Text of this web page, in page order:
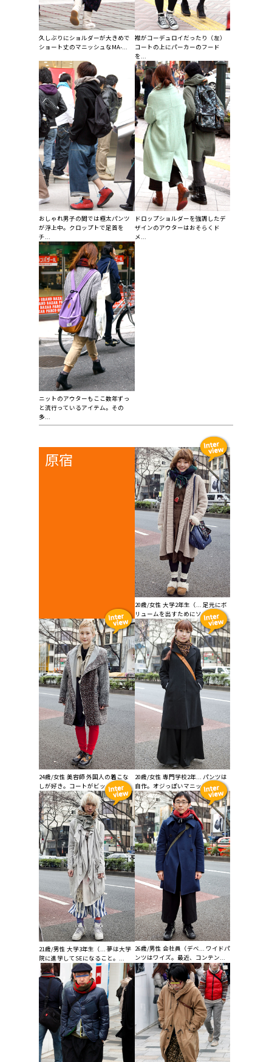
久しぶりにショルダーが大きめで
ショート丈のマニッシュなMA-...
襟がコーデュロイだったり（左）
コートの上にパーカーのフード
を...
おしゃれ男子の間では極太パンツ
が浮上中。クロップトで足首を
チ...
ドロップショルダーを強調したデ
ザインのアウターはおそらくド
メ...
ニットのアウターもここ数年ずっ
と流行っているアイテム。その
多...
原宿
20歳/女性 大学2年生（... 足元にボ
リュームを出すためにソックス...
24歳/女性 美容師 外国人の着こな
しが好き。コートがビッ...
20歳/女性 専門学校2年... パンツは
自作。オジっぽいマニッシュな...
21歳/男性 大学3年生（... 夢は大学
院に進学してSEになること。...
26歳/男性 会社員（デベ... ワイドパ
ンツはワイズ。最近、コンテン...